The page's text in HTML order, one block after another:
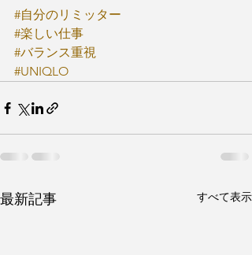
#自分のリミッター
#楽しい仕事
#バランス重視
#UNIQLO
最新記事 すべて表示